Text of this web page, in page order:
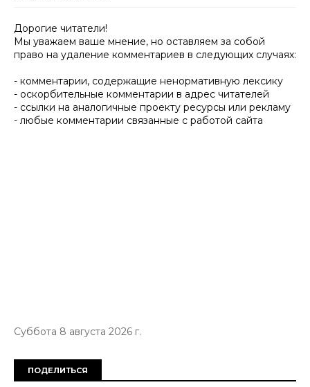
Дорогие читатели!
Мы уважаем ваше мнение, но оставляем за собой
право на удаление комментариев в следующих случаях:
- комментарии, содержащие ненормативную лексику
- оскорбительные комментарии в адрес читателей
- ссылки на аналогичные проекту ресурсы или рекламу
- любые комментарии связанные с работой сайта
Суббота 8 августа 2026 г.
ПОДЕЛИТЬСЯ